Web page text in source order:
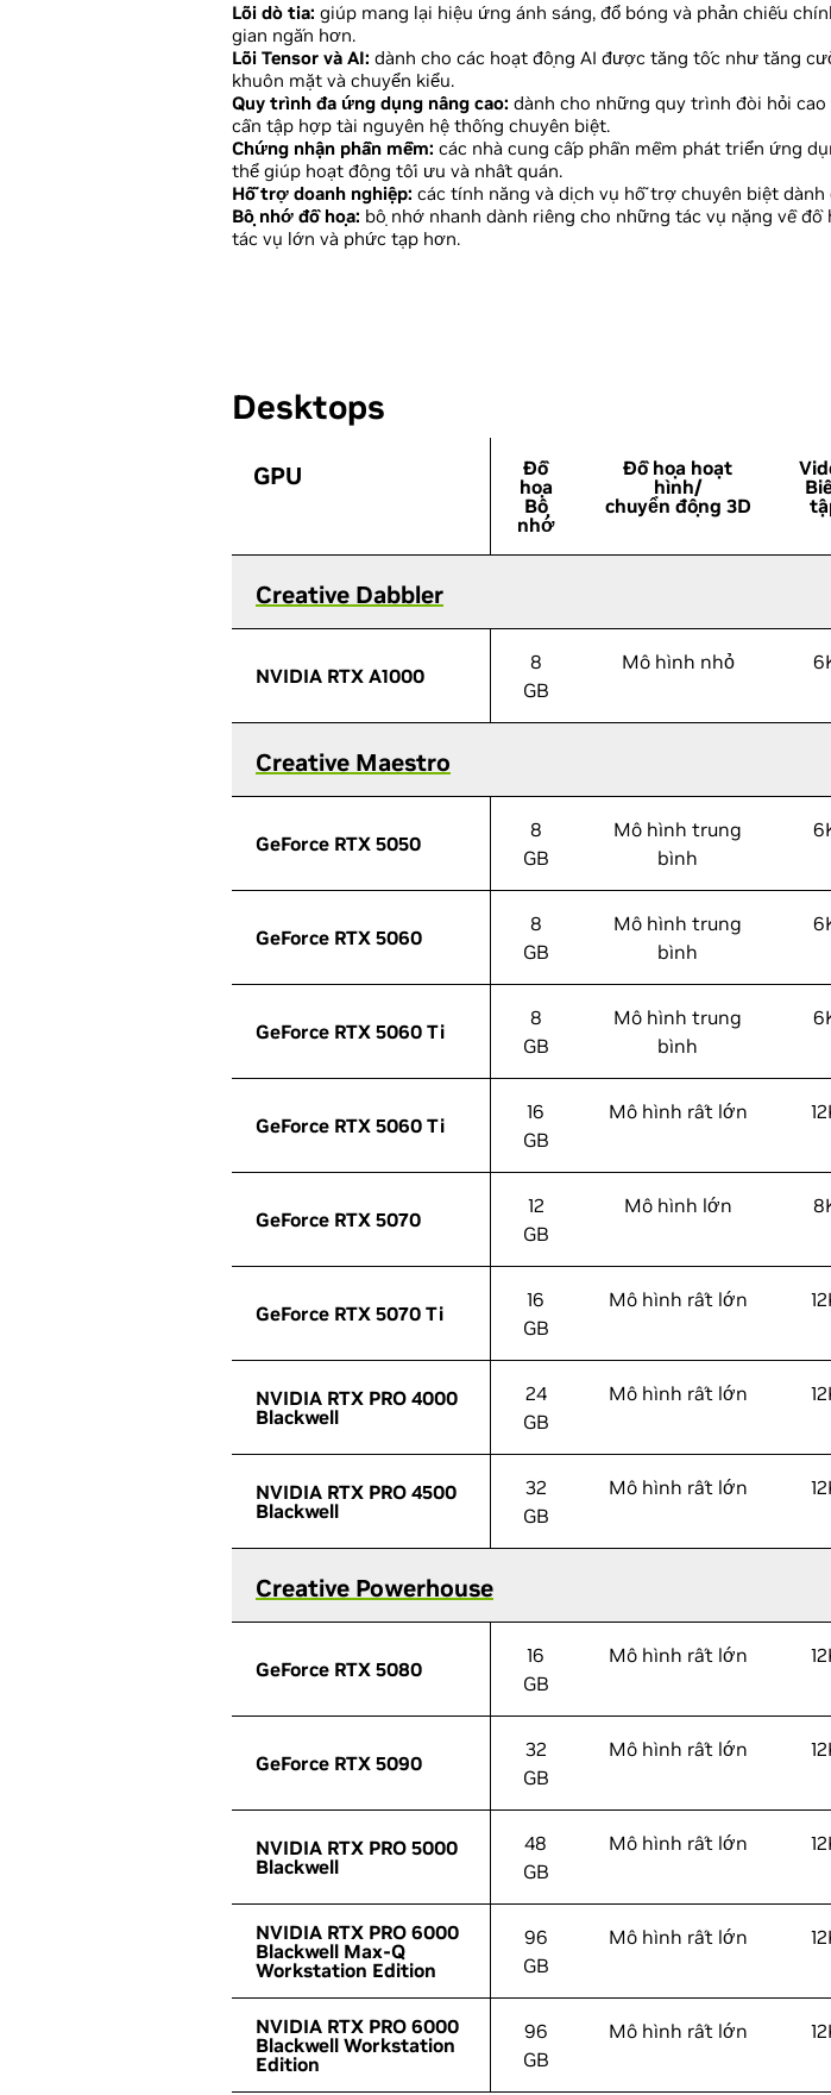
Lõi dò tia: giúp mang lại hiệu ứng ánh sáng, đổ bóng và phản chiếu
gian ngắn hơn.
Lõi Tensor và AI: dành cho các hoạt động AI được tăng tốc như tăng
khuôn mặt và chuyển kiểu.
Quy trình đa ứng dụng nâng cao: dành cho những quy trình đòi hỏi
cần tập hợp tài nguyên hệ thống chuyên biệt.
Chứng nhận phần mềm: các nhà cung cấp phần mềm phát triển ứng
thể giúp hoạt động tối ưu và nhất quán.
Hỗ trợ doanh nghiệp: các tính năng và dịch vụ hỗ trợ chuyên biệt
Bộ nhớ đồ họa: bộ nhớ nhanh dành riêng cho những tác vụ nặng về
tác vụ lớn và phức tạp hơn.
Desktops
GPU
Đồ
họa
Bộ
nhớ
Đồ họa hoạt
hình/
chuyển động 3D
Creative Dabbler
NVIDIA RTX A1000
8
GB
Mô hình nhỏ
Creative Maestro
GeForce RTX 5050
8
GB
Mô hình trung
bình
GeForce RTX 5060
8
GB
Mô hình trung
bình
GeForce RTX 5060 Ti
8
GB
Mô hình trung
bình
GeForce RTX 5060 Ti
16
GB
Mô hình rất lớn
GeForce RTX 5070
12
GB
Mô hình lớn
GeForce RTX 5070 Ti
16
GB
Mô hình rất lớn
NVIDIA RTX PRO 4000
Blackwell
24
GB
Mô hình rất lớn
NVIDIA RTX PRO 4500
Blackwell
32
GB
Mô hình rất lớn
Creative Powerhouse
GeForce RTX 5080
16
GB
Mô hình rất lớn
GeForce RTX 5090
32
GB
Mô hình rất lớn
NVIDIA RTX PRO 5000
Blackwell
48
GB
Mô hình rất lớn
NVIDIA RTX PRO 6000
Blackwell Max-Q
Workstation Edition
96
GB
Mô hình rất lớn
NVIDIA RTX PRO 6000
Blackwell Workstation
Edition
96
GB
Mô hình rất lớn
GPU
Creative Dabbler
NVIDIA RTX A1000
Creative Maestro
GeForce RTX 5050
GeForce RTX 5060
GeForce RTX 5060 Ti
GeForce RTX 5060 Ti
GeForce RTX 5070
GeForce RTX 5070 Ti
NVIDIA RTX PRO 4000
Blackwell
NVIDIA RTX PRO 4500
Blackwell
Creative Powerhouse
GeForce RTX 5080
GeForce RTX 5090
NVIDIA RTX PRO 5000
Blackwell
NVIDIA RTX PRO 6000
Blackwell Max-Q
Workstation Edition
NVIDIA RTX PRO 6000
Blackwell Workstation
Edition